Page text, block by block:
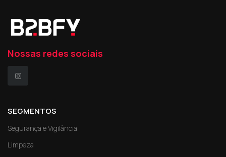
Nossas redes sociais
SEGMENTOS
Segurança e Vigilância
Limpeza